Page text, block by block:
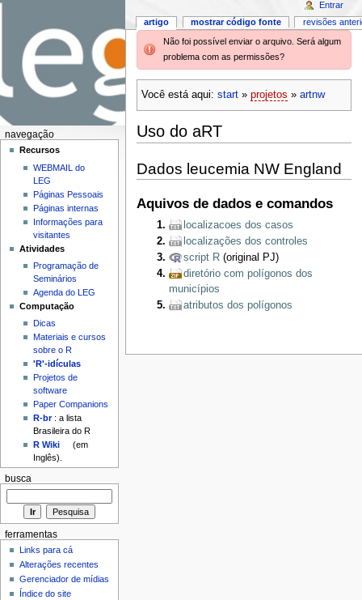
Não foi possível enviar o arquivo. Será algum
problema com as permissões?
Você está aqui: start» projetos » artnw
Uso do aRT
Dados leucemia NW England
Aquivos de dados e comandos
localizacoes dos casos
localizações dos controles
script R (original PJ)
diretório com polígonos dos
municípios
atributos dos polígonos
artigo mostrar código fonte revisões
Entrar
navegação
Recursos
WEBMAIL do
LEG
Páginas Pessoais
Páginas internas
Informações para
visitantes
Atividades
Programação de
Seminários
Agenda do LEG
Computação
Dicas
Materiais e cursos
sobre o R
'R'-idículas
Projetos de
software
Paper Companions
R-br: a lista
Brasileira do R
R Wiki
(em
Inglês).
busca
ferramentas
Links para cá
Alterações recentes
Gerenciador de mídias
Índice do site